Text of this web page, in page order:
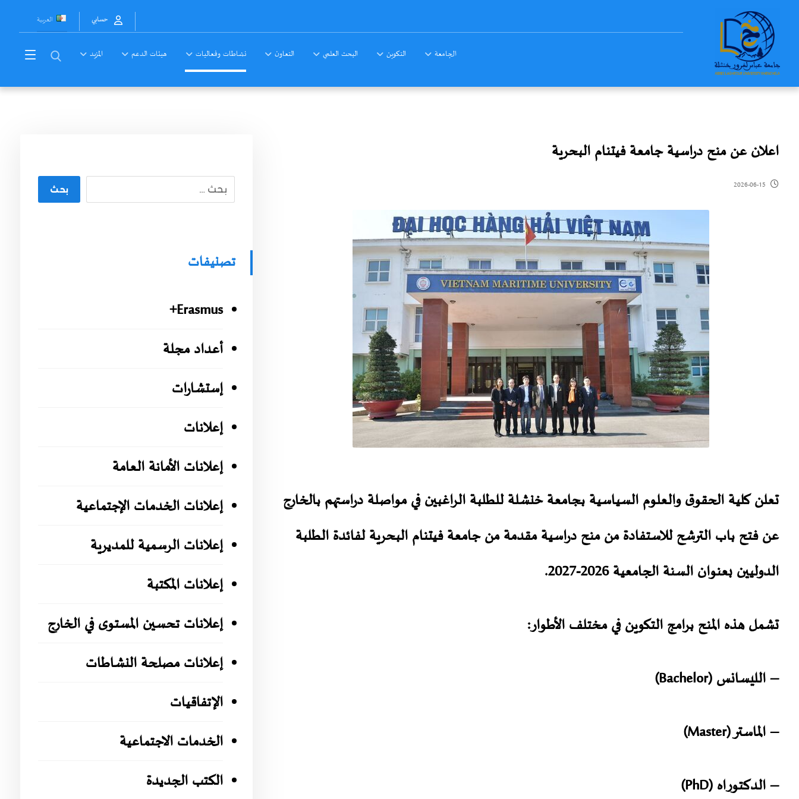
العربية حسابي
الجامعة التكوين البحث العلمي التعاون نشاطات وفعاليات هيئات الدعم المزيد
اعلان عن منح دراسية جامعة فيتنام البحرية
2026-06-15
تعلن كلية الحقوق والعلوم السياسية بجامعة خنشلة للطلبة الراغبين في مواصلة دراستهم بالخارج
عن فتح باب الترشح للاستفادة من منح دراسية مقدمة من جامعة فيتنام البحرية لفائدة الطلبة
الدوليين بعنوان السنة الجامعية 2026-2027.
تشمل هذه المنح برامج التكوين في مختلف الأطوار:
– الليسانس (Bachelor)
– الماستر (Master)
– الدكتوراه (PhD)
بحث
تصنيفات
Erasmus+
أعداد مجلة
إستشارات
إعلانات
إعلانات الأمانة العامة
إعلانات الخدمات الإجتماعية
إعلانات الرسمية للمديرية
إعلانات المكتبة
إعلانات تحسين المستوى في الخارج
إعلانات مصلحة النشاطات
الإتفاقيات
الخدمات الاجتماعية
الكتب الجديدة